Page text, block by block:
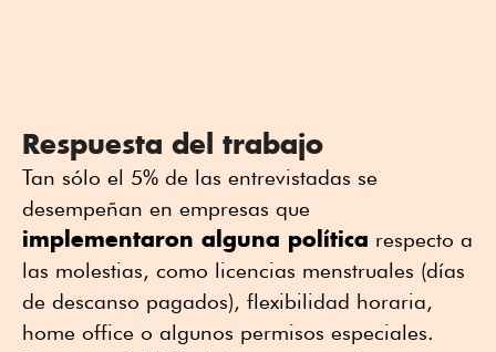
Respuesta del trabajo
Tan sólo el 5% de las entrevistadas se
desempeñan en empresas que
implementaron alguna política respecto a
las molestias, como licencias menstruales (días
de descanso pagados), flexibilidad horaria,
home office o algunos permisos especiales.